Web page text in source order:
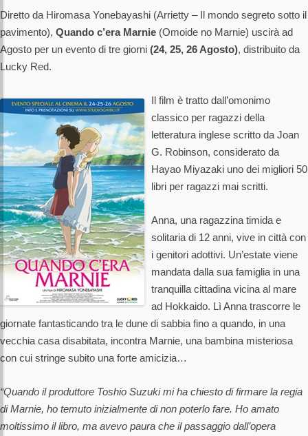
Diretto da Hiromasa Yonebayashi (Arrietty – Il mondo segreto sotto il
pavimento), Quando c’era Marnie (Omoide no Marnie) uscirà ad
Agosto per un evento di tre giorni (24, 25, 26 Agosto), distribuito da
Lucky Red.
Il film è tratto dall’omonimo
classico per ragazzi della
letteratura inglese scritto da Joan
G. Robinson, considerato da
Hayao Miyazaki uno dei migliori 50
libri per ragazzi mai scritti.
Anna, una ragazzina timida e
solitaria di 12 anni, vive in città con
i genitori adottivi. Un’estate viene
mandata dalla sua famiglia in una
tranquilla cittadina vicina al mare
ad Hokkaido. Lì Anna trascorre le
giornate fantasticando tra le dune di sabbia fino a quando, in una
vecchia casa disabitata, incontra Marnie, una bambina misteriosa
con cui stringe subito una forte amicizia…
“Quando il produttore Toshio Suzuki mi ha chiesto di firmare la regia
di Marnie, ho temuto inizialmente di non poterlo fare. Ho amato
moltissimo il libro, ma avevo paura che il passaggio dall’opera